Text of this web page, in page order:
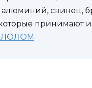
алюминий, свинец,
принимают
.